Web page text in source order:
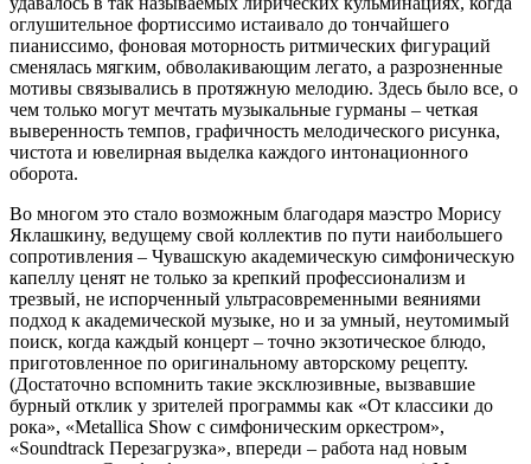
оглушительное фортиссимо истаивало до тончайшего
пианиссимо, фоновая моторность ритмических фигураций
сменялась мягким, обволакивающим легато, а разрозненные
мотивы связывались в протяжную мелодию. Здесь было все, о
чем только могут мечтать музыкальные гурманы – четкая
выверенность темпов, графичность мелодического рисунка,
чистота и ювелирная выделка каждого интонационного
оборота.
Во многом это стало возможным благодаря маэстро Морису
Яклашкину, ведущему свой коллектив по пути наибольшего
сопротивления – Чувашскую академическую симфоническую
капеллу ценят не только за крепкий профессионализм и
трезвый, не испорченный ультрасовременными веяниями
подход к академической музыке, но и за умный, неутомимый
поиск, когда каждый концерт – точно экзотическое блюдо,
приготовленное по оригинальному авторскому рецепту.
(Достаточно вспомнить такие эксклюзивные, вызвавшие
бурный отклик у зрителей программы как «От классики до
рока», «Metallica Show c симфоническим оркестром»,
«Soundtrack Перезагрузка», впереди – работа над новым